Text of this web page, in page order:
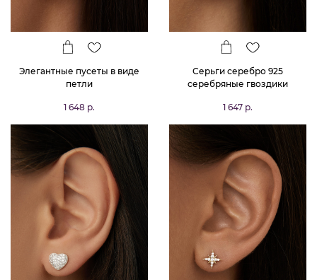
Элегантные пусеты в виде
петли
1 648 р.
Серьги серебро 925
серебряные гвоздики
1 647 р.